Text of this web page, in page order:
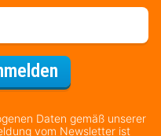
Für den
Daten gemäß unserer
vom Newsletter ist